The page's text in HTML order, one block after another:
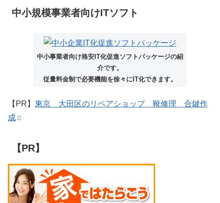
中小規模事業者向けITソフト
中小事業者向け格安IT化促進ソフトパッケージの紹
介です。
従量料金制で必要機能を徐々にIT化できます。
【PR】 東京 大田区のリペアショップ 靴修理 合鍵作
成
【PR】